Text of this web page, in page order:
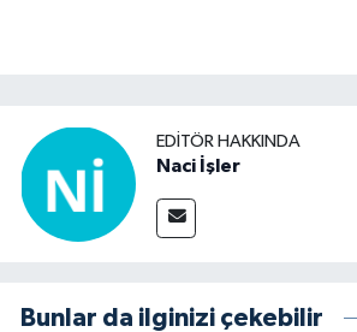
EDITÖR HAKKINDA
Naci İşler
Bunlar da ilginizi çekebilir